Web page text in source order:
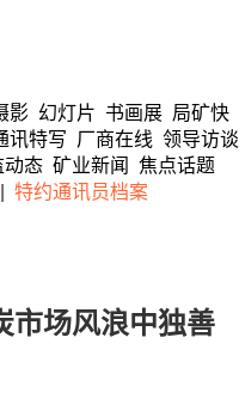
影 幻灯片 书画展 局矿快
讯特写 厂商在线 领导访谈
动态 矿业新闻
焦点话题
特约通讯员档案
市场风浪中独善